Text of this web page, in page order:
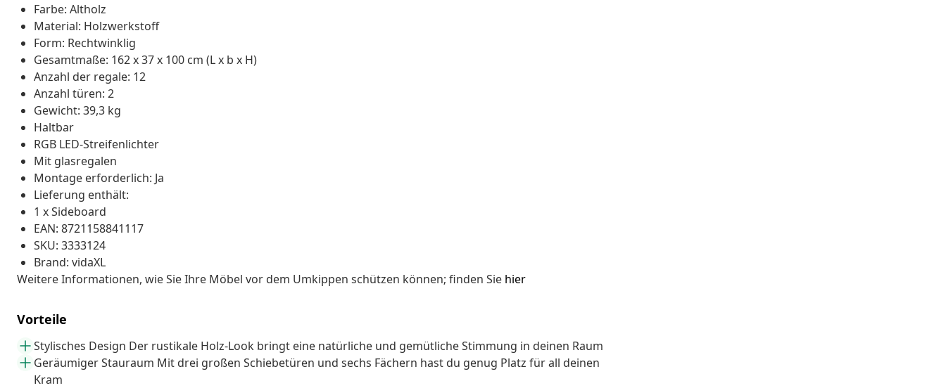
Farbe: Altholz
Material: Holzwerkstoff
Form: Rechtwinklig
Gesamtmaße: 162 x 37 x 100 cm (L x b x H)
Anzahl der regale: 12
Anzahl türen: 2
Gewicht: 39,3 kg
Haltbar
RGB LED-Streifenlichter
Mit glasregalen
Montage erforderlich: Ja
Lieferung enthält:
1 x Sideboard
EAN: 8721158841117
SKU: 3333124
Brand: vidaXL
Weitere Informationen, wie Sie Ihre Möbel vor dem Umkippen schützen können; finden Sie hier
Vorteile
Stylisches Design Der rustikale Holz-Look bringt eine natürliche und gemütliche Stimmung in deinen Raum
Geräumiger Stauraum Mit drei großen Schiebetüren und sechs Fächern hast du genug Platz für all deinen
Kram